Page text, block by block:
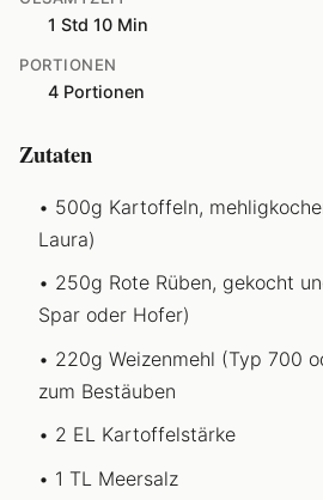
1 Std 10 Min
PORTIONEN
4 Portionen
Zutaten
500g Kartoffeln,
Laura)
250g Rote Rüben, gekocht
Spar oder Hofer)
220g Weizenmehl (Typ 700
zum Bestäuben
2 EL Kartoffelstärke
1 TL Meersalz